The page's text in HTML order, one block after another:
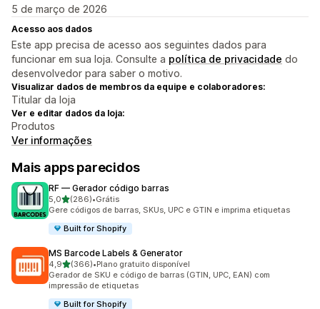
5 de março de 2026
Acesso aos dados
Este app precisa de acesso aos seguintes dados para
funcionar em sua loja. Consulte a política de privacidade do
desenvolvedor para saber o motivo.
Visualizar dados de membros da equipe e colaboradores:
Titular da loja
Ver e editar dados da loja:
Produtos
Ver informações
Mais apps parecidos
RF — Gerador código barras
5,0de 5 estrelas
(286)
286 avaliações ao todo
•Grátis
Gere códigos de barras, SKUs, UPC e GTIN e imprima etiquetas
Built for Shopify
MS Barcode Labels & Generator
4,9de 5 estrelas
(366)
366 avaliações ao todo
•Plano gratuito disponível
Gerador de SKU e código de barras (GTIN, UPC, EAN) com
impressão de etiquetas
Built for Shopify